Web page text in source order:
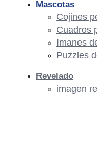
Mascotas
Cojines
Cuadros
Imanes
Puzzles
Revelado
imagen